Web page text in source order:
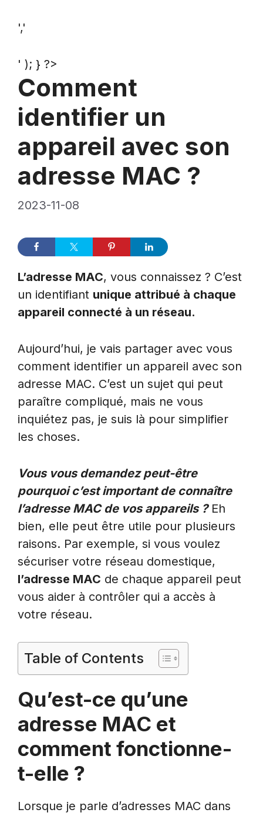
','
' ); } ?>
Comment
identifier un
appareil avec son
adresse MAC ?
2023-11-08
L’adresse MAC, vous connaissez ? C’est
un identifiant unique attribué à chaque
appareil connecté à un réseau.
Aujourd’hui, je vais partager avec vous
comment identifier un appareil avec son
adresse MAC. C’est un sujet qui peut
paraître compliqué, mais ne vous
inquiétez pas, je suis là pour simplifier
les choses.
Vous vous demandez peut-être
pourquoi c’est important de connaître
l’adresse MAC de vos appareils ? Eh
bien, elle peut être utile pour plusieurs
raisons. Par exemple, si vous voulez
sécuriser votre réseau domestique,
l’adresse MAC de chaque appareil peut
vous aider à contrôler qui a accès à
votre réseau.
Table of Contents
Qu’est-ce qu’une
adresse MAC et
comment fonctionne-
t-elle ?
Lorsque je parle d’adresses MAC dans